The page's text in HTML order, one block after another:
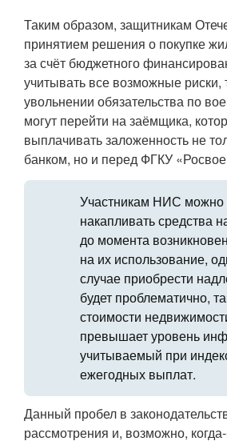
Таким образом, защитникам
принятием решения о покупке
за счёт бюджетного
учитывать все возможные риски,
увольнении обязательства по
могут перейти на заёмщика,
выплачивать заложенность не
банком, но и перед ФГКУ
Участникам НИС можно
накапливать средства
до момента
на их использование,
случае приобрести
будет проблематично,
стоимости
превышает уровень
учитываемый при
ежегодных выплат.
Данный пробел в
рассмотрения и, возможно,